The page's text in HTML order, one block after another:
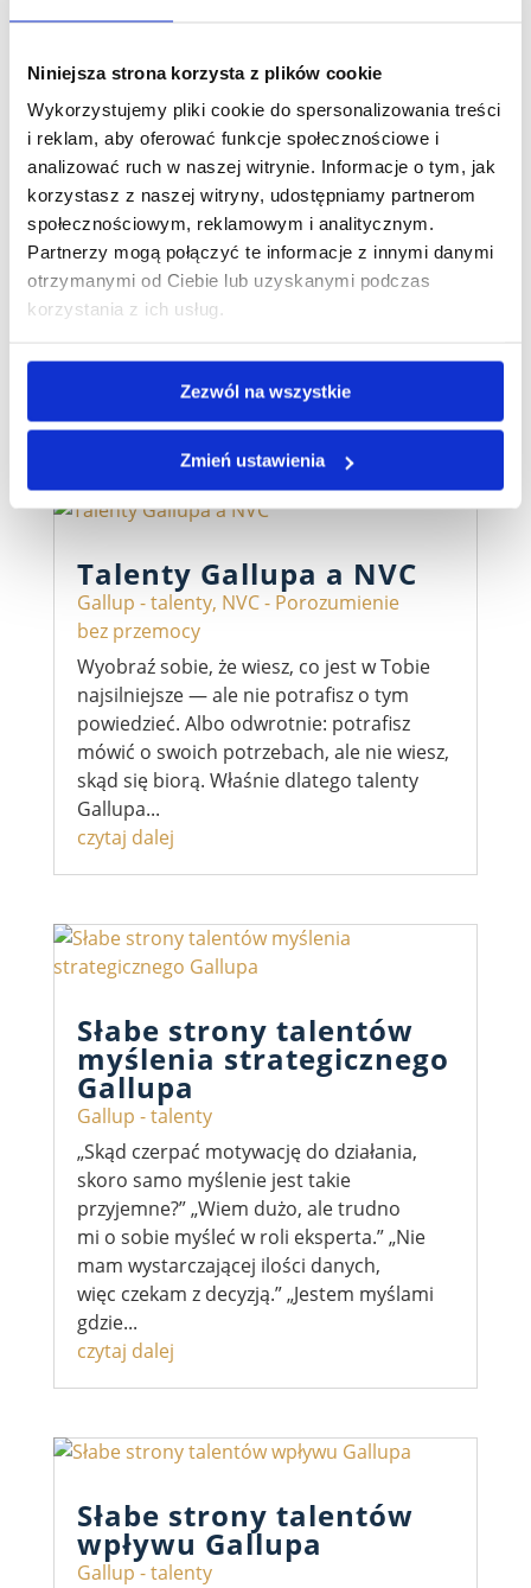
Niniejsza strona korzysta z plików cookie
Wykorzystujemy pliki cookie do spersonalizowania treści
i reklam, aby oferować funkcje społecznościowe i
analizować ruch w naszej witrynie. Informacje o tym, jak
korzystasz z naszej witryny, udostępniamy partnerom
społecznościowym, reklamowym i analitycznym.
Partnerzy mogą połączyć te informacje z innymi danymi
otrzymanymi od Ciebie lub uzyskanymi podczas
korzystania z ich usług.
Zezwól na wszystkie
Zmień ustawienia
Wypalenie zawodowe
talenty Gallupa
Gallup - talenty
Jak mocne strony mogą prowadzić
do wypalenia zawodowego — i co z tym
zrobić.Badanie UCE Research z 2024 roku
pokazało, że blisko 78% aktywnych
zawodowo Polaków dostrzega u siebie
zawodowego....
Talenty Gallupa a NVC
Gallup - talenty, NVC - Porozumienie
bez przemocy
Wyobraź sobie, że wiesz, co jest w Tobie
najsilniejsze — ale nie potrafisz o tym
powiedzieć. Albo odwrotnie: potrafisz
mówić o swoich potrzebach, ale nie wiesz,
skąd się biorą. Właśnie dlatego talenty
Gallupa...
czytaj dalej
Słabe strony talentów
myślenia strategicznego
Gallupa
Gallup - talenty
„Skąd czerpać motywację do działania,
skoro samo myślenie jest takie
przyjemne?” „Wiem dużo, ale trudno
mi o sobie myśleć w roli eksperta.” „Nie
mam wystarczającej ilości danych,
więc czekam z decyzją.” „Jestem myślami
gdzie...
czytaj dalej
Słabe strony talentów
wpływu Gallupa
Gallup - talenty